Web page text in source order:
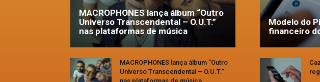
MACROPHONES lança álbum “Outro
Universo Transcendental – O.U.T.”
nas plataformas de música
MACROPHONES lança álbum “Outro
Universo Transcendental – O.U.T.”
Modelo do
financeiro